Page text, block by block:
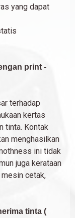
yang dapat
print -
terhadap
kertas
tinta. Kontak
menghasilkan
ini tidak
juga kerataan
cetak,
tinta (